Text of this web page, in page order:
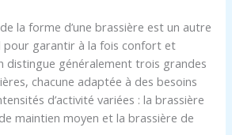
la forme d’une brassière est un autre
pour garantir à la fois confort et
distingue généralement trois grandes
chacune adaptée à des besoins
d’activité variées : la brassière
maintien moyen et la brassière de